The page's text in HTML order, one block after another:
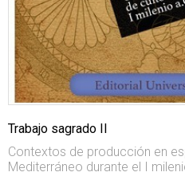
Trabajo sagrado II
Contextos de producción en
Mediterráneo durante el I